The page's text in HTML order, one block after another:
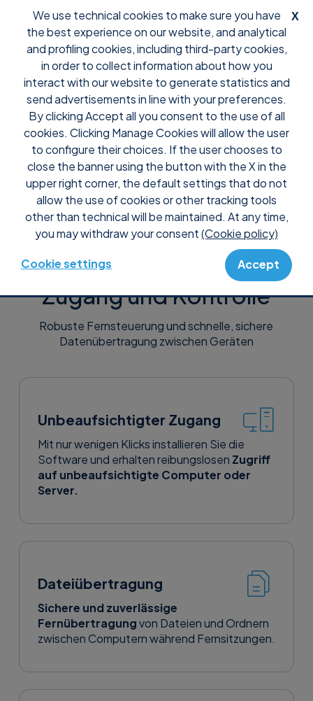
X
We use technical cookies to make sure you have
the best experience on our website, and analytical
and profiling cookies, including third-party cookies,
in order to collect information about how you
interact with our website to generate statistics and
send advertisements in line with your preferences.
By clicking Accept all you consent to the use of all
cookies. Clicking Manage Cookies will allow the user
to configure their choices. If the user chooses to
close the banner using the button with the X in the
upper right corner, the default settings that do not
allow the use of cookies or other tracking tools
other than technical will be maintained. At any time,
you may withdraw your consent(Cookie policy)
Cookie settings Accept
Zugriff, Support und
RMM-Eigenschaften
von Supremo
Zugang und Kontrolle
Robuste Fernsteuerung und schnelle, sichere
Datenübertragung zwischen Geräten
Unbeaufsichtigter Zugang
Mit nur wenigen Klicks installieren Sie die
Software und erhalten reibungslosen Zugriff
auf unbeaufsichtigte Computer oder
Server.
Dateiübertragung
Sichere und zuverlässige
Fernübertragungvon Dateien und Ordnern
zwischen Computern während Fernsitzungen.